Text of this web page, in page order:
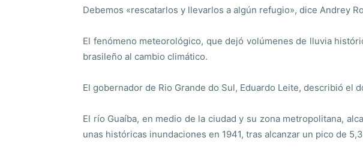
Debemos «rescatarlos y llevarlos a algún refugio», dice Andrey
El fenómeno meteorológico, que dejó volúmenes de lluvia
brasileño al cambio climático.
El gobernador de Rio Grande do Sul, Eduardo Leite, describió el
El río Guaíba, en medio de la ciudad y su zona metropolitana,
unas históricas inundaciones en 1941, tras alcanzar un pico de